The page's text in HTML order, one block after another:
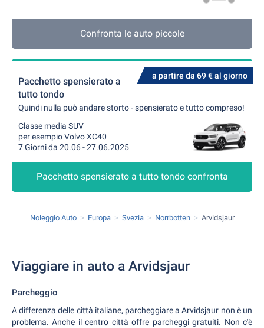
Confronta le auto piccole
a partire da 69 € al giorno
Pacchetto spensierato a
tutto tondo
Quindi nulla può andare storto - spensierato e tutto compreso!
Classe media SUV
per esempio Volvo XC40
7 Giorni da 20.06 - 27.06.2025
Pacchetto spensierato a tutto tondo confronta
Noleggio Auto Europa Svezia Norrbotten Arvidsjaur
Viaggiare in auto a Arvidsjaur
Parcheggio
A differenza delle città italiane, parcheggiare a Arvidsjaur non è un
problema. Anche il centro città offre parcheggi gratuiti. Non c'è